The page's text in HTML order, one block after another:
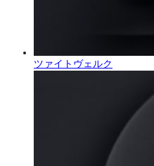
ツァイトヴェルク